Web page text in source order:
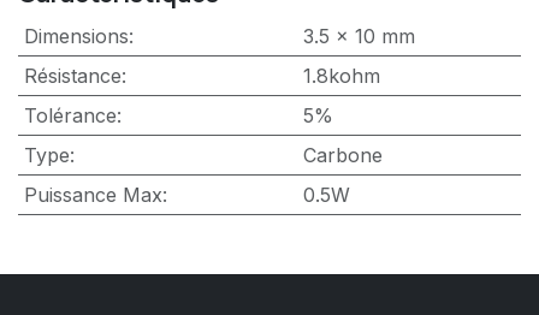
Dimensions:
3.5 x 10 mm
Résistance:
1.8kohm
Tolérance:
5%
Type:
Carbone
Puissance Max: 0.5W